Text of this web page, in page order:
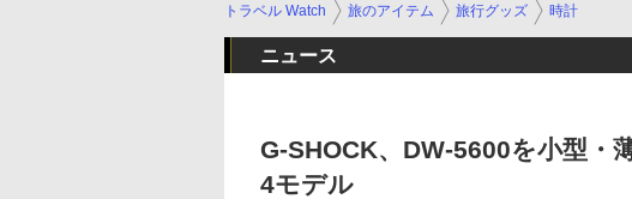
トラベル Watch 旅のアイテム 旅行グッズ 時計
ニュース
G-SHOCK、DW-5600を小型・
4モデル